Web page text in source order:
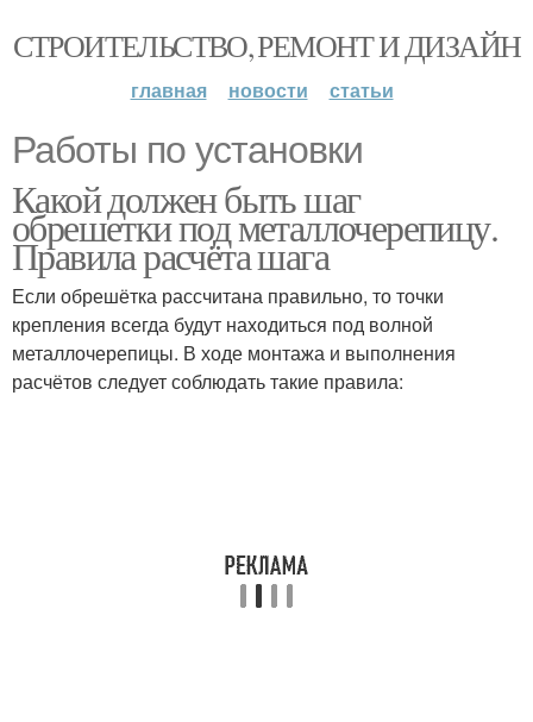
СТРОИТЕЛЬСТВО, РЕМОНТ И ДИЗАЙН
главная новости статьи
Работы по установки
Какой должен быть шаг
обрешетки под металлочерепицу.
Правила расчёта шага
Если обрешётка рассчитана правильно, то точки
крепления всегда будут находиться под волной
металлочерепицы. В ходе монтажа и выполнения
расчётов следует соблюдать такие правила: